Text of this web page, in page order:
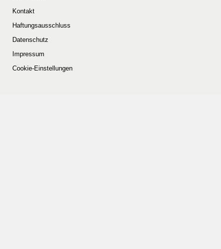
Kontakt
Haftungsausschluss
Datenschutz
Impressum
Cookie-Einstellungen